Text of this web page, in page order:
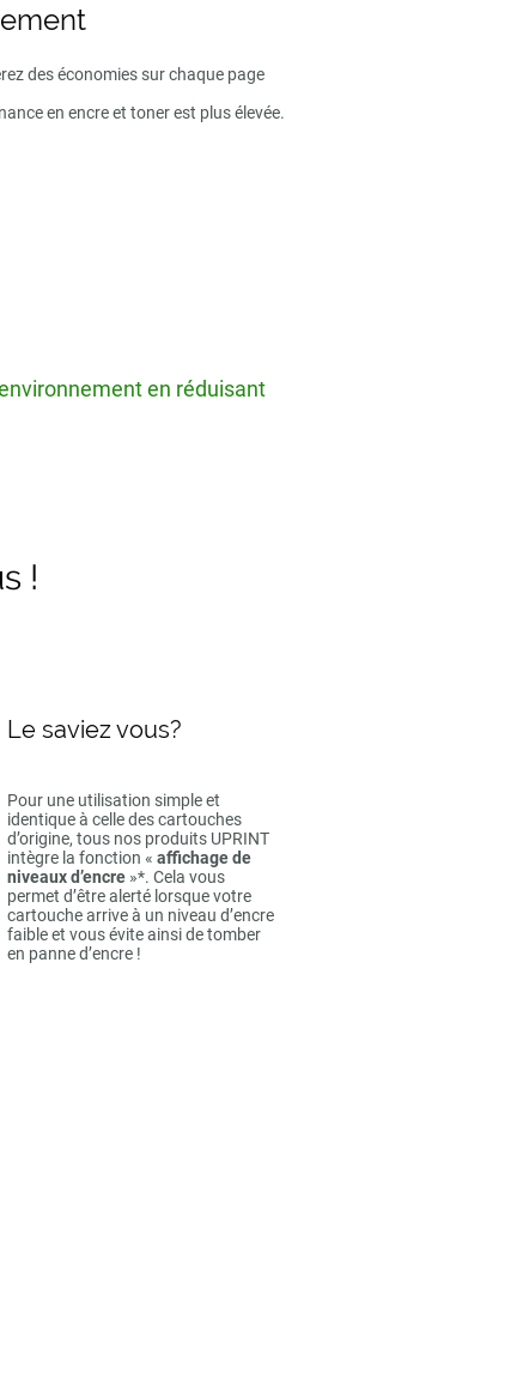
des économies sur chaque page
en encre et toner est plus élevée.
en réduisant
!
Le saviez vous?
Pour une utilisation simple et
identique à celle des cartouches
d’origine, tous nos produits UPRINT
intègre la fonction « affichage de
niveaux d’encre »*. Cela vous
permet d’être alerté lorsque votre
cartouche arrive à un niveau d’encre
faible et vous évite ainsi de tomber
en panne d’encre !